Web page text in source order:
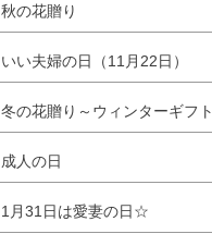
秋の花贈り
いい夫婦の日（11月22日）
冬の花贈り～ウィンターギフト
成人の日
1月31日は愛妻の日☆